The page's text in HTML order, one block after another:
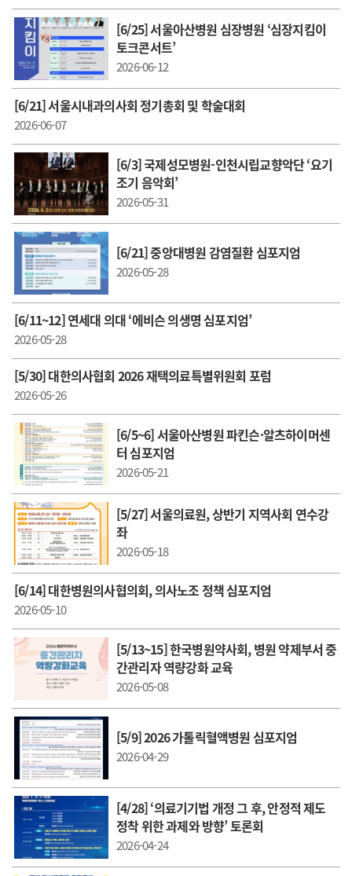
[6/25] 서울아산병원 심장병원 ‘심장지킴이
토크콘서트’
2026-06-12
[6/21] 서울시내과의사회 정기총회 및 학술대회
2026-06-07
[6/3] 국제성모병원-인천시립교향악단 ‘요기
조기 음악회’
2026-05-31
[6/21] 중앙대병원 감염질환 심포지엄
2026-05-28
[6/11~12] 연세대 의대 ‘에비슨 의생명 심포지엄’
2026-05-28
[5/30] 대한의사협회 2026 재택의료특별위원회 포럼
2026-05-26
[6/5~6] 서울아산병원 파킨슨·알츠하이머센
터 심포지엄
2026-05-21
[5/27] 서울의료원, 상반기 지역사회 연수강
좌
2026-05-18
[6/14] 대한병원의사협의회, 의사노조 정책 심포지엄
2026-05-10
[5/13~15] 한국병원약사회, 병원 약제부서 중
간관리자 역량강화 교육
2026-05-08
[5/9] 2026 가톨릭혈액병원 심포지엄
2026-04-29
[4/28] ‘의료기기법 개정 그 후, 안정적 제도
정착 위한 과제와 방향’ 토론회
2026-04-24